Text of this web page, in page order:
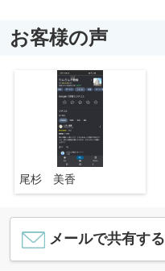
お客様の声
尾杉 美香
メールで共有する